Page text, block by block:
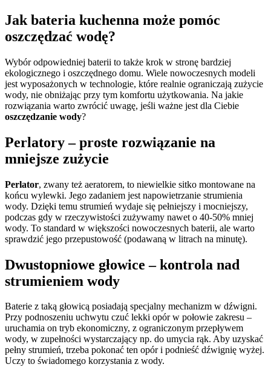
Jak bateria kuchenna może pomóc
oszczędzać wodę?
Wybór odpowiedniej baterii to także krok w stronę bardziej
ekologicznego i oszczędnego domu. Wiele nowoczesnych modeli
jest wyposażonych w technologie, które realnie ograniczają zużycie
wody, nie obniżając przy tym komfortu użytkowania. Na jakie
rozwiązania warto zwrócić uwagę, jeśli ważne jest dla Ciebie
oszczędzanie wody?
Perlatory – proste rozwiązanie na
mniejsze zużycie
Perlator, zwany też aeratorem, to niewielkie sitko montowane na
końcu wylewki. Jego zadaniem jest napowietrzanie strumienia
wody. Dzięki temu strumień wydaje się pełniejszy i mocniejszy,
podczas gdy w rzeczywistości zużywamy nawet o 40-50% mniej
wody. To standard w większości nowoczesnych baterii, ale warto
sprawdzić jego przepustowość (podawaną w litrach na minutę).
Dwustopniowe głowice – kontrola nad
strumieniem wody
Baterie z taką głowicą posiadają specjalny mechanizm w dźwigni.
Przy podnoszeniu uchwytu czuć lekki opór w połowie zakresu –
uruchamia on tryb ekonomiczny, z ograniczonym przepływem
wody, w zupełności wystarczający np. do umycia rąk. Aby uzyskać
pełny strumień, trzeba pokonać ten opór i podnieść dźwignię wyżej.
Uczy to świadomego korzystania z wody.